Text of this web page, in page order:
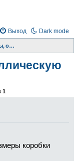
Dark mode
Выход
Стройматериалы, оборудование, ремонт
1
коробки